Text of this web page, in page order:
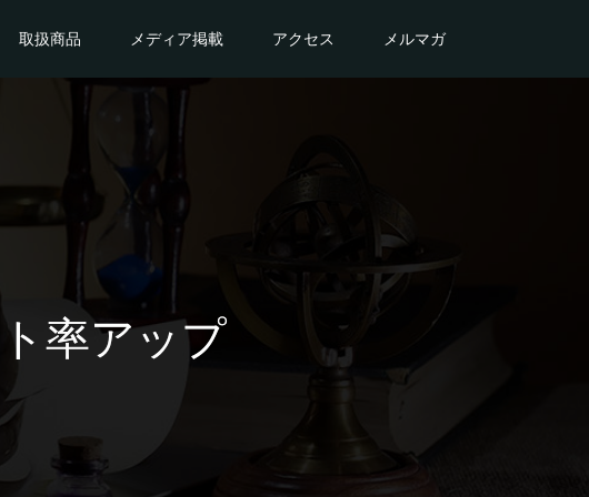
取扱商品 メディア掲載 アクセス メルマガ
率アップ